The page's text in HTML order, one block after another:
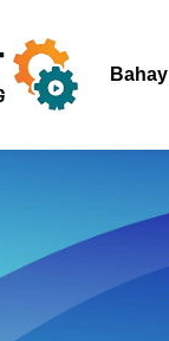
Bahay